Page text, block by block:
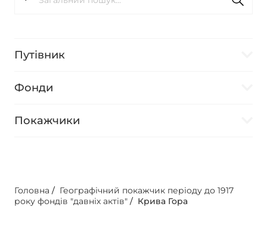
Путівник
Фонди
Покажчики
Головна / Географічний покажчик періоду до 1917
року фондів "давніх актів" / Крива Гора